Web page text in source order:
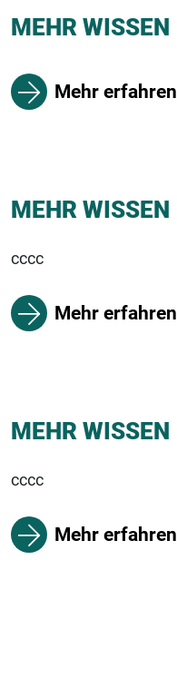
MEHR WISSEN
Mehr erfahren
MEHR WISSEN
cccc
Mehr erfahren
MEHR WISSEN
cccc
Mehr erfahren